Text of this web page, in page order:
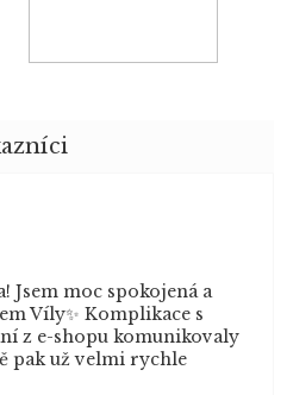
je 5 z 5 hvězdiček.
Jsem moc spokojená a
Víly✨ Komplikace s
z e-shopu komunikovaly
pak už velmi rychle